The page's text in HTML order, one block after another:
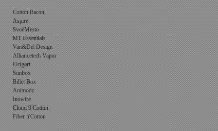
Cotton Bacon
Aspire
SvoëMesto
MT Essentials
Van&Del Design
Alliancetech Vapor
Elcigart
Sunbox
Billet Box
Animodz
Inowire
Cloud 9 Cotton
Fiber n'Cotton